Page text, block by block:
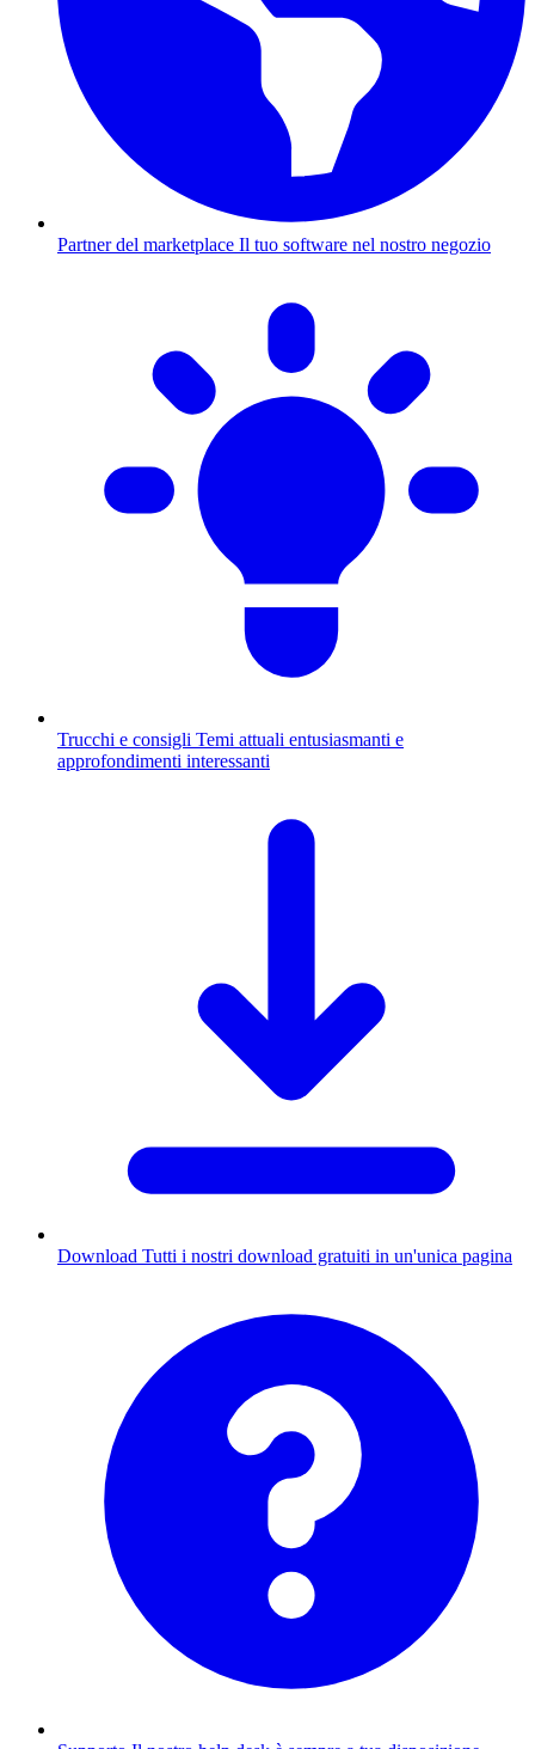
Partner del marketplace Il tuo software nel nostro negozio
Trucchi e consigli Temi attuali entusiasmanti e
approfondimenti interessanti
Download Tutti i nostri download gratuiti in un'unica pagina